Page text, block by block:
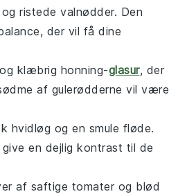
og ristede valnødder. Den
der vil få dine
klæbrig honning-glasur, der
af gulerødderne vil være
hvidløg og en smule fløde.
en dejlig kontrast til de
af saftige tomater og blød